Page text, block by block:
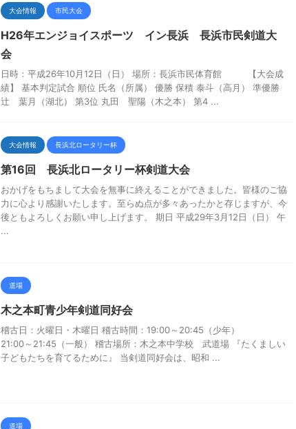
大会情報 市民大会
H26年エンジョイスポーツ イン長浜 長浜市民剣道大
会
日時：平成26年10月12日（日） 場所：長浜市民体育館 【大会成
績】 基本判定試合 順位 氏名（所属） 優勝 保積 泰斗（高月） 準優勝
辻 葉月（湖北） 第3位 丸田 聖陽（木之本） 第4 ...
大会情報 長浜北ロータリー杯
第16回 長浜北ロータリー杯剣道大会
おかげをもちまして大会を無事に終えることができました。皆様のご協
力に心より感謝いたします。至らぬ点が多々あったかと存じますが、今
後ともよろしくお願い申し上げます。 期日 平成29年3月12日（日） 午
...
道場
木之本町青少年剣道同好会
稽古日：火曜日・木曜日 稽古時間：19:00～20:45（少年）
21:00～21:45（一般） 稽古場所：木之本中学校 武道場 『たくましい
子どもたちを育てるために』 当剣道同好会は、昭和 ...
道場